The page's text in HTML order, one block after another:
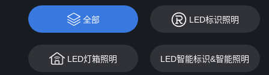
全部 LED标识照明
LED灯箱照明 LED智能标识&智能照明